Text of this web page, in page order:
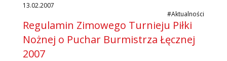
13.02.2007
#Aktualności
Regulamin Zimowego Turnieju Piłki
Nożnej o Puchar Burmistrza Łęcznej
2007